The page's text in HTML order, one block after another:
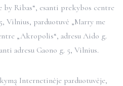
by Ribas“, esanti prekybos centre
Vilnius, parduotuvė „Marry me
„Akropolis“, adresu Aido g.
adresu Gaono g. 5, Vilnius.
Internetinėje parduotuvėje,